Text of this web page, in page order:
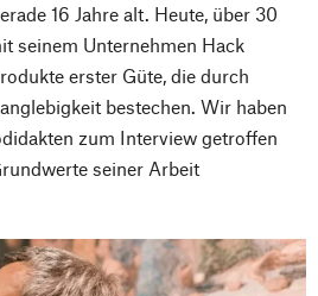
16 Jahre alt. Heute, über 30
seinem Unternehmen Hack
erster Güte, die durch
bestechen. Wir haben
zum Interview getroffen
seiner Arbeit